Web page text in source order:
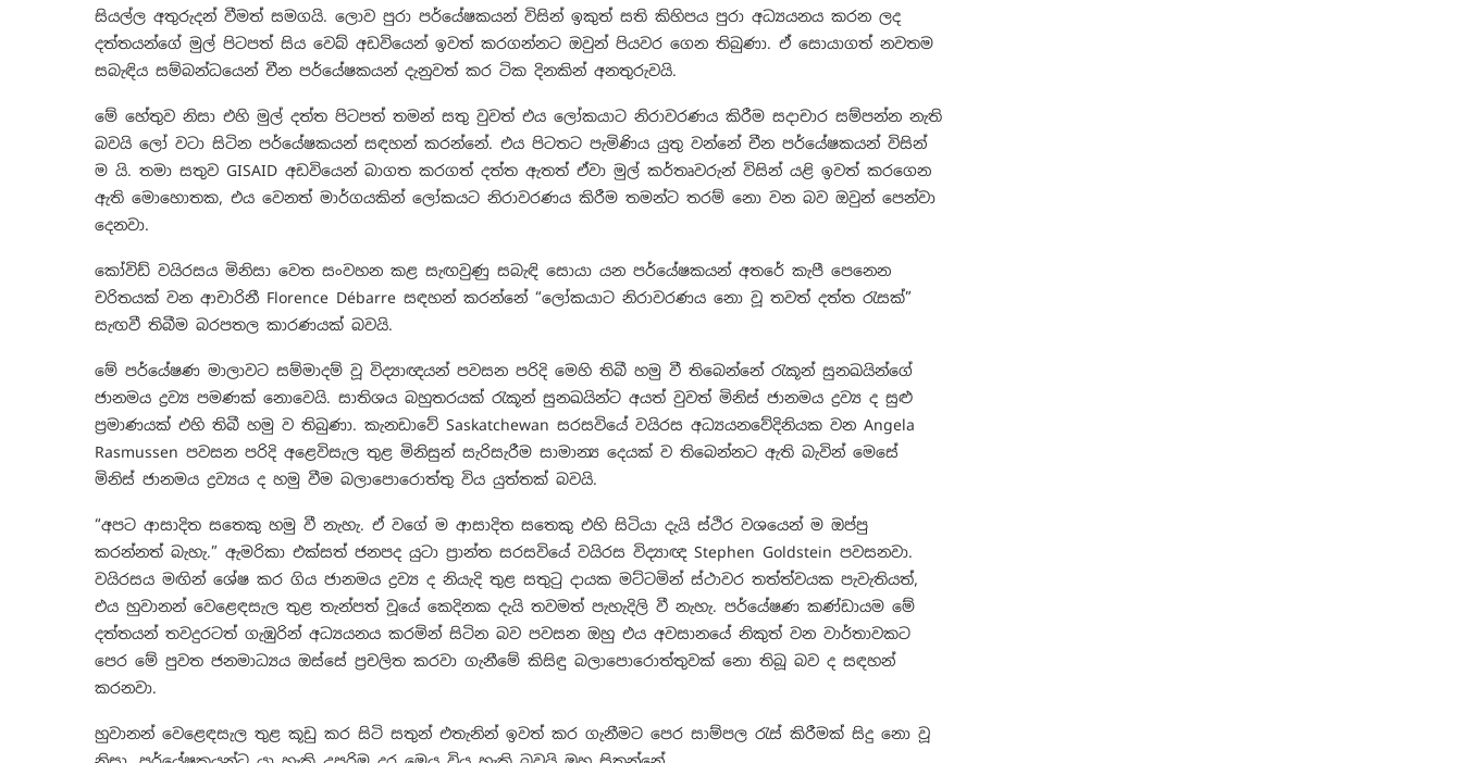
සියල්ල අතුරුදන් වීමත් සමගයි. ලොව පුරා පර්යේෂකයන් විසින් ඉකුත් සති කිහිපය පුරා අධ්‍යයනය කරන ලද
දත්තයන්ගේ මුල් පිටපත් සිය වෙබ් අඩවියෙන් ඉවත් කරගන්නට ඔවුන් පියවර ගෙන තිබුණා. ඒ සොයාගත් නවතම
සබැඳිය සම්බන්ධයෙන් චීන පර්යේෂකයන් දැනුවත් කර ටික දිනකින් අනතුරුවයි.
මේ හේතුව නිසා එහි මුල් දත්ත පිටපත් තමන් සතු වුවත් එය ලෝකයාට නිරාවරණය කිරීම සදාචාර සම්පන්න නැති
බවයි ලෝ වටා සිටින පර්යේෂකයන් සඳහන් කරන්නේ. එය පිටතට පැමිණිය යුතු වන්නේ චීන පර්යේෂකයන් විසින්
ම යි. තමා සතුව GISAID අඩවියෙන් බාගත කරගත් දත්ත ඇතත් ඒවා මුල් කර්තෘවරුන් විසින් යළි ඉවත් කරගෙන
ඇති මොහොතක, එය වෙනත් මාර්ගයකින් ලෝකයට නිරාවරණය කිරීම තමන්ට තරම් නො වන බව ඔවුන් පෙන්වා
දෙනවා.
කෝවිඩ් වයිරසය මිනිසා වෙත සංවහන කළ සැඟවුණු සබැඳි සොයා යන පර්යේෂකයන් අතරේ කැපී පෙනෙන
චරිතයක් වන ආචාරිනී Florence Débarre සඳහන් කරන්නේ “ලෝකයාට නිරාවරණය නො වූ තවත් දත්ත රැසක්”
සැඟවී තිබීම බරපතල කාරණයක් බවයි.
මේ පර්යේෂණ මාලාවට සම්මාදම් වූ විද්‍යාඥයන් පවසන පරිදි මෙහි තිබී හමු වී තිබෙන්නේ රැකූන් සුනඛයින්ගේ
ජානමය ද්‍රව්‍ය පමණක් නොවෙයි. සාතිශය බහුතරයක් රැකූන් සුනඛයින්ට අයත් වුවත් මිනිස් ජානමය ද්‍රව්‍ය ද සුළු
ප්‍රමාණයක් එහි තිබී හමු ව තිබුණා. කැනඩාවේ Saskatchewan සරසවියේ වයිරස අධ්‍යයනවේදිනියක වන Angela
Rasmussen පවසන පරිදි අළෙවිසැල තුළ මිනිසුන් සැරිසැරීම සාමාන්‍ය දෙයක් ව තිබෙන්නට ඇති බැවින් මෙසේ
මිනිස් ජානමය ද්‍රව්‍යය ද හමු වීම බලාපොරොත්තු විය යුත්තක් බවයි.
“අපට ආසාදිත සතෙකු හමු වී නැහැ. ඒ වගේ ම ආසාදිත සතෙකු එහි සිටියා දැයි ස්ථිර වශයෙන් ම ඔප්පු
කරන්නත් බැහැ.” ඇමරිකා එක්සත් ජනපද යුටා ප්‍රාන්ත සරසවියේ වයිරස විද්‍යාඥ Stephen Goldstein පවසනවා.
වයිරසය මඟින් ශේෂ කර ගිය ජානමය ද්‍රව්‍ය ද නියැදි තුළ සතුටු දායක මට්ටමින් ස්ථාවර තත්ත්වයක පැවැතියත්,
එය හුවානන් වෙළෙඳසැල තුළ තැන්පත් වූයේ කෙදිනක දැයි තවමත් පැහැදිලි වී නැහැ. පර්යේෂණ කණ්ඩායම මේ
දත්තයන් තවදුරටත් ගැඹුරින් අධ්‍යයනය කරමින් සිටින බව පවසන ඔහු එය අවසානයේ නිකුත් වන වාර්තාවකට
පෙර මේ පුවත ජනමාධ්‍යය ඔස්සේ ප්‍රචලිත කරවා ගැනීමේ කිසිඳු බලාපොරොත්තුවක් නො තිබූ බව ද සඳහන්
කරනවා.
හුවානන් වෙළෙඳසැල තුළ කූඩු කර සිටි සතුන් එතැනින් ඉවත් කර ගැනීමට පෙර සාම්පල රැස් කිරීමක් සිදු නො වූ